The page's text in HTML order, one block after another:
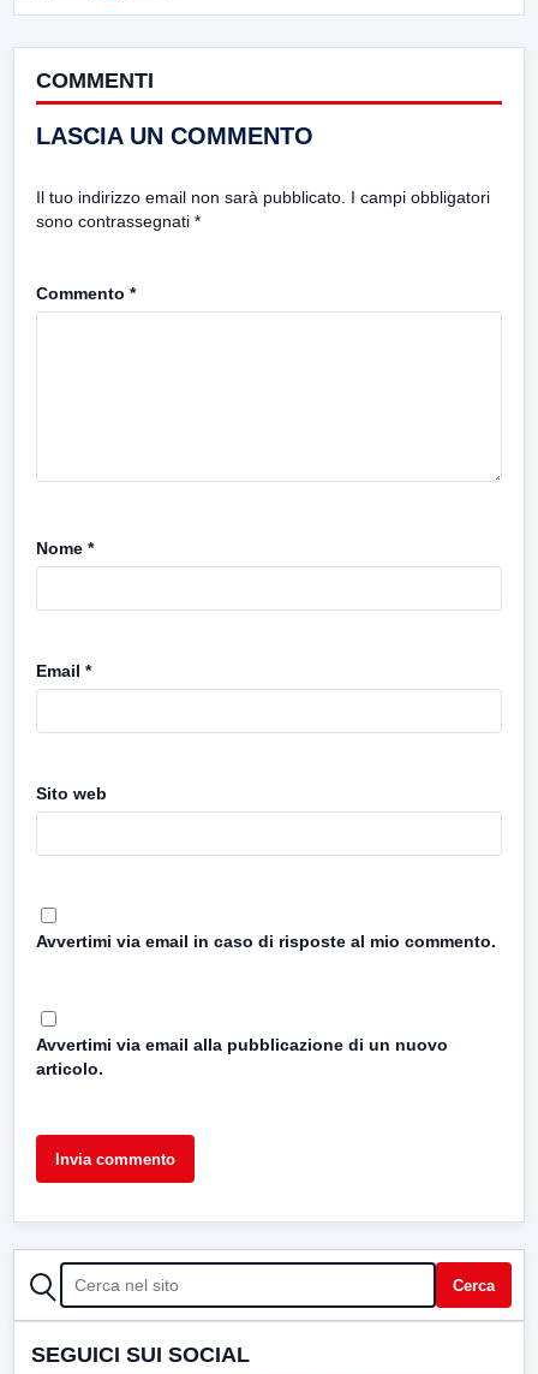
COMMENTI
LASCIA UN COMMENTO
Il tuo indirizzo email non sarà pubblicato. I campi obbligatori
sono contrassegnati *
Commento *
Nome *
Email *
Sito web
Avvertimi via email in caso di risposte al mio commento.
Avvertimi via email alla pubblicazione di un nuovo
articolo.
CERCA Cerca
SEGUICI SUI SOCIAL